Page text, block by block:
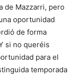
de Mazzarri, pero
oportunidad
de forma
si no queréis
para el
temporada